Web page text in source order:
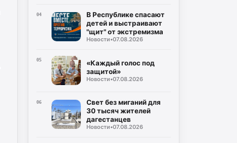
04
В Республике спасают
детей и выстраивают
"щит" от экстремизма
Новости•07.08.2026
05
«Каждый голос под
защитой»
Новости•07.08.2026
06
Свет без миганий для
30 тысяч жителей
дагестанцев
Новости•07.08.2026